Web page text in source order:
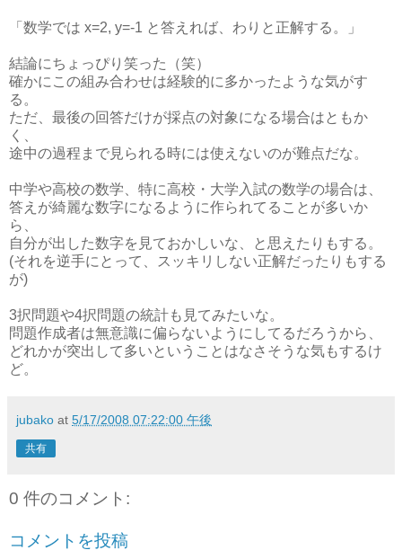
「数学では x=2, y=-1 と答えれば、わりと正解する。」
結論にちょっぴり笑った（笑）
確かにこの組み合わせは経験的に多かったような気がす
る。
ただ、最後の回答だけが採点の対象になる場合はともか
く、
途中の過程まで見られる時には使えないのが難点だな。
中学や高校の数学、特に高校・大学入試の数学の場合は、
答えが綺麗な数字になるように作られてることが多いか
ら、
自分が出した数字を見ておかしいな、と思えたりもする。
(それを逆手にとって、スッキリしない正解だったりもする
が)
3択問題や4択問題の統計も見てみたいな。
問題作成者は無意識に偏らないようにしてるだろうから、
どれかが突出して多いということはなさそうな気もするけ
ど。
jubako at 5/17/2008 07:22:00 午後
共有
0 件のコメント:
コメントを投稿